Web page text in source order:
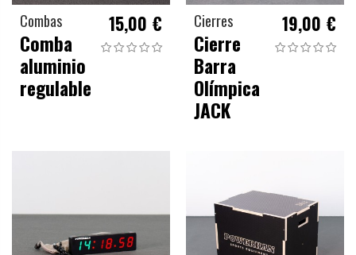
Combas
Comba
aluminio
regulable
15,00 € Cierres
Cierre
Barra
Olímpica
JACK
19,00 €